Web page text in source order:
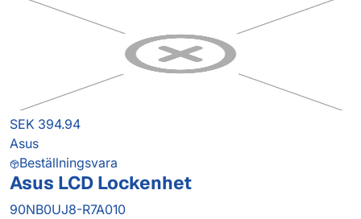
SEK 394.94
Asus
Beställningsvara
Asus LCD Lockenhet
90NB0UJ8-R7A010